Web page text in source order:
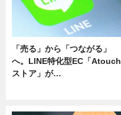
「売る」から「つながる」
へ。LINE特化型EC「Atouch
ストア」が…